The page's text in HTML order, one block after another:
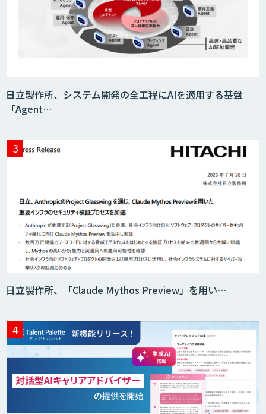
JOINT AI Flow byGMO
Acompany セキュアチャット
AI価格調査ツールSmapra
secondz Agentsense
Smart Search
法人向けAIエージェント「OfficeAI社
日立製作所、システム開発の全工程にAIを適用する基盤
「Agent…
日立製作所、「Claude Mythos Preview」を用い…